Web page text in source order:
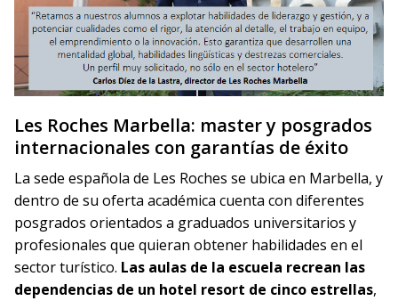
Les Roches Marbella: master y posgrados
internacionales con garantías de éxito
La sede española de Les Roches se ubica en Marbella, y
dentro de su oferta académica cuenta con diferentes
posgrados orientados a graduados universitarios y
profesionales que quieran obtener habilidades en el
sector turístico. Las aulas de la escuela recrean las
dependencias de un hotel resort de cinco estrellas,